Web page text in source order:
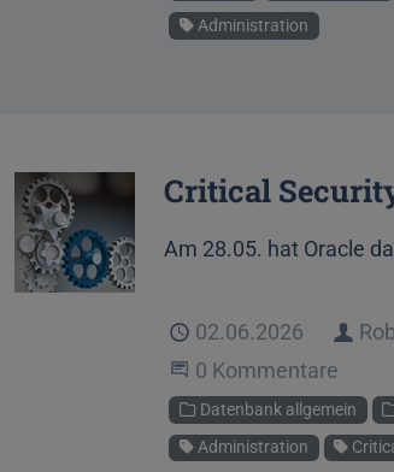
Schlagwort
Administration
Critical
Am 28.05. hat Oracle
Veröffentlicht
02.06.2026
Beginne eine
0 Kommentare
Kategorien
Datenbank allgemein
Schlagworte
Administration